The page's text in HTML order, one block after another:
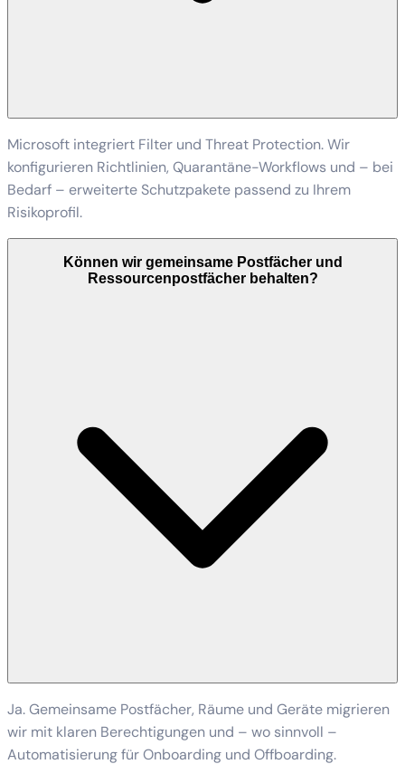
Microsoft integriert Filter und Threat Protection. Wir
konfigurieren Richtlinien, Quarantäne-Workflows und – bei
Bedarf – erweiterte Schutzpakete passend zu Ihrem
Risikoprofil.
Können wir gemeinsame Postfächer und
Ressourcenpostfächer behalten?
Ja. Gemeinsame Postfächer, Räume und Geräte migrieren
wir mit klaren Berechtigungen und – wo sinnvoll –
Automatisierung für Onboarding und Offboarding.